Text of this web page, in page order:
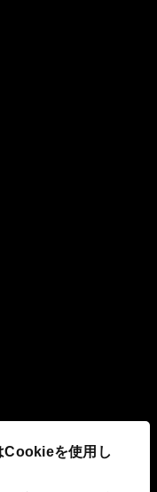
Cookieを使用し